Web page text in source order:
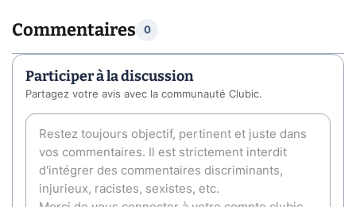
Commentaires 0
Participer à la discussion
Partagez votre avis avec la communauté Clubic.